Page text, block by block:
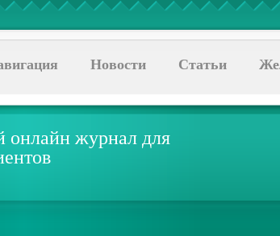
Новости Статьи
онлайн журнал для